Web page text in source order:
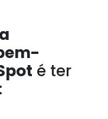
é ter